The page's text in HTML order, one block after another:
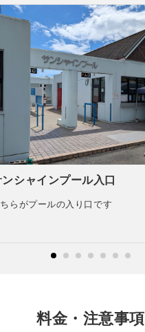
ンシャインプール入口
ちらがプールの入り口です
料金・注意事項